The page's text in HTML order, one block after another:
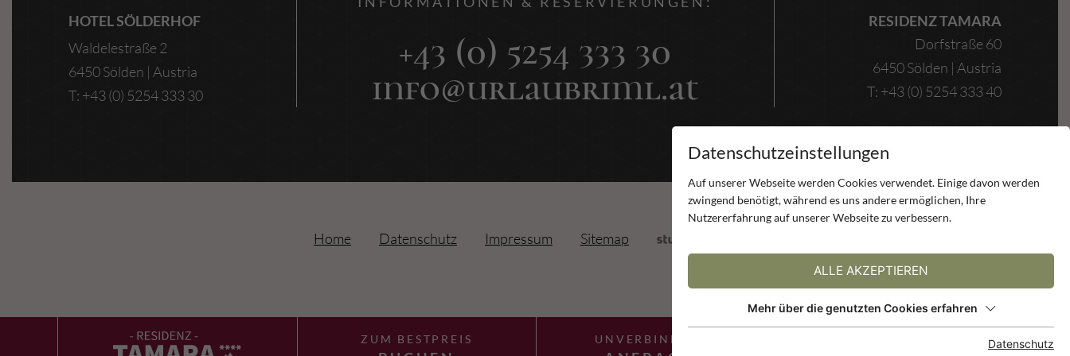
ZUM BESTPREIS UNVERBINDLICH
HOTEL SÖLDERHOF
Waldelestraße 2
6450 Sölden | Austria
T: +43 (0) 5254 333 30
+43 (0) 5254 333 30
info@urlaubriml.at
RESIDENZ TAMARA
Dorfstraße 60
6450 Sölden | Austria
T: +43 (0) 5254 333 40
Home Datenschutz Impressum Sitemap
Datenschutzeinstellungen
Auf unserer Webseite werden Cookies verwendet. Einige davon werden
zwingend benötigt, während es uns andere ermöglichen, Ihre
Nutzererfahrung auf unserer Webseite zu verbessern.
ALLE AKZEPTIEREN
Mehr über die genutzten Cookies erfahren
Datenschutz